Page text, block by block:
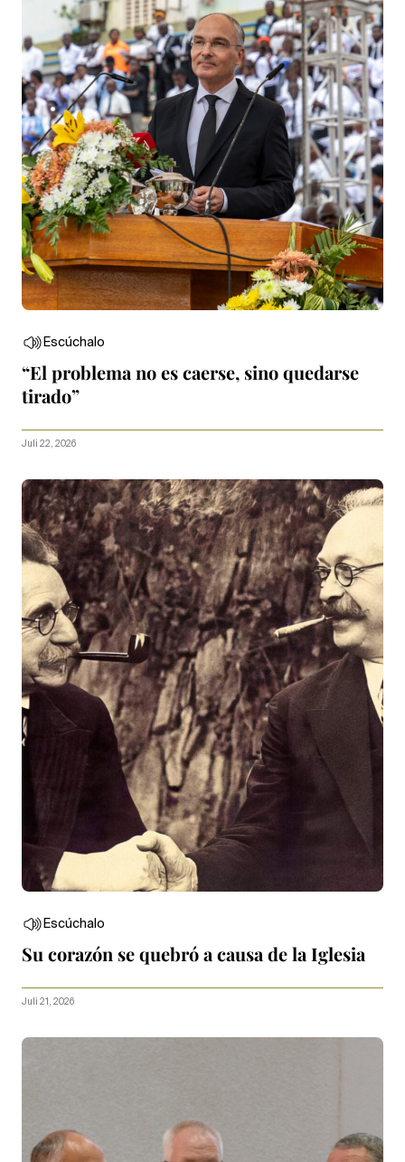
Escúchalo
“El problema no es caerse, sino quedarse
tirado”
Juli 22, 2026
Escúchalo
Su corazón se quebró a causa de la Iglesia
Juli 21, 2026